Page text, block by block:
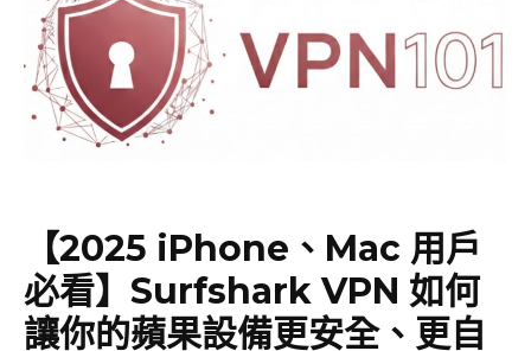
【2025 iPhone、Mac 用戶
必看】Surfshark VPN 如何
讓你的蘋果設備更安全、更自